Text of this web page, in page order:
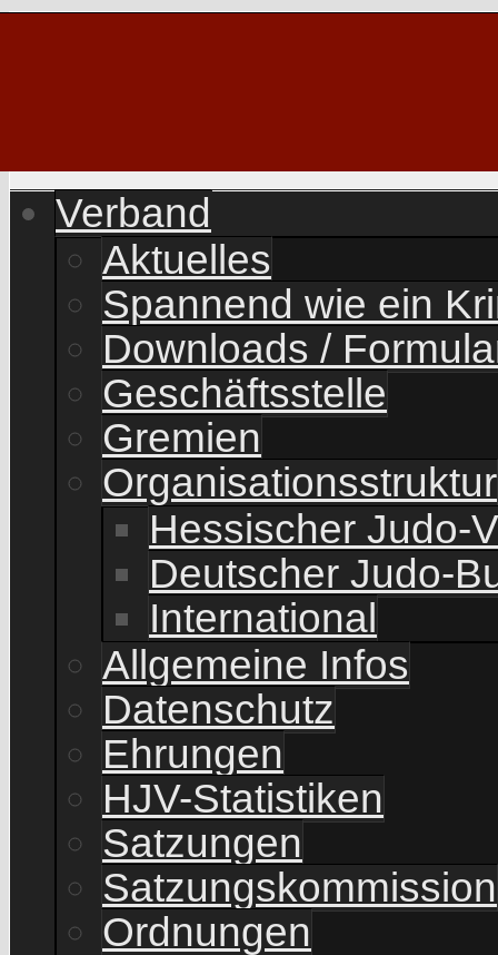
Verband
Aktuelles
Spannend wie ein
Downloads /
Geschäftsstelle
Gremien
Organisationsstruktur
Hessischer Judo-
Deutscher Judo-
International
Allgemeine Infos
Datenschutz
Ehrungen
HJV-Statistiken
Satzungen
Satzungskommission
Ordnungen